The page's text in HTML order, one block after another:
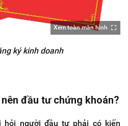
Xem toàn màn hình
ký kinh doanh
đầu tư chứng khoán?
hỏi người đầu tư phải có kiến